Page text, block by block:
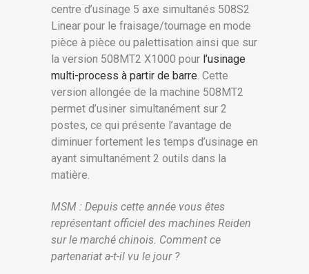
centre d’usinage 5 axe simultanés 508S2
Linear pour le fraisage/tournage en mode
pièce à pièce ou palettisation ainsi que sur
la version 508MT2 X1000 pour l’usinage
multi-process à partir de barre. Cette
version allongée de la machine 508MT2
permet d’usiner simultanément sur 2
postes, ce qui présente l’avantage de
diminuer fortement les temps d’usinage en
ayant simultanément 2 outils dans la
matière.
MSM : Depuis cette année vous êtes
représentant officiel des machines Reiden
sur le marché chinois. Comment ce
partenariat a-t-il vu le jour ?